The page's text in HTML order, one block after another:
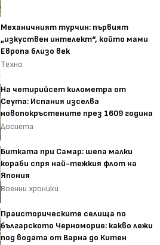
Механичният турчин: първият
„изкуствен интелект“, който мами
Европа близо век
Техно
На четирийсет километра от
Сеута: Испания изселва
новопокръстените през 1609 година
Досиета
Битката при Самар: шепа малки
кораби спря най-тежкия флот на
Япония
Военни хроники
Праисторическите селища по
българското Черноморие: какво лежи
под водата от Варна до Китен